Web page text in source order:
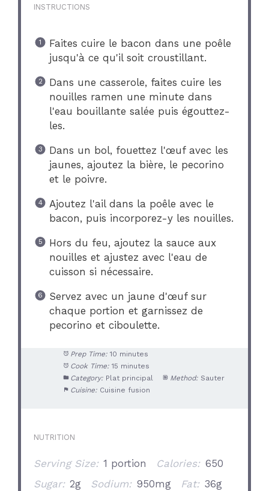
INSTRUCTIONS
Faites cuire le bacon dans une poêle
jusqu'à ce qu'il soit croustillant.
Dans une casserole, faites cuire les
nouilles ramen une minute dans
l'eau bouillante salée puis égouttez-
les.
Dans un bol, fouettez l'œuf avec les
jaunes, ajoutez la bière, le pecorino
et le poivre.
Ajoutez l'ail dans la poêle avec le
bacon, puis incorporez-y les nouilles.
Hors du feu, ajoutez la sauce aux
nouilles et ajustez avec l'eau de
cuisson si nécessaire.
Servez avec un jaune d'œuf sur
chaque portion et garnissez de
pecorino et ciboulette.
Prep Time: 10 minutes
Cook Time: 15 minutes
Category: Plat principal Method: Sauter
Cuisine: Cuisine fusion
NUTRITION
Serving Size: 1 portion Calories: 650
Sugar: 2g Sodium: 950mg Fat: 36g